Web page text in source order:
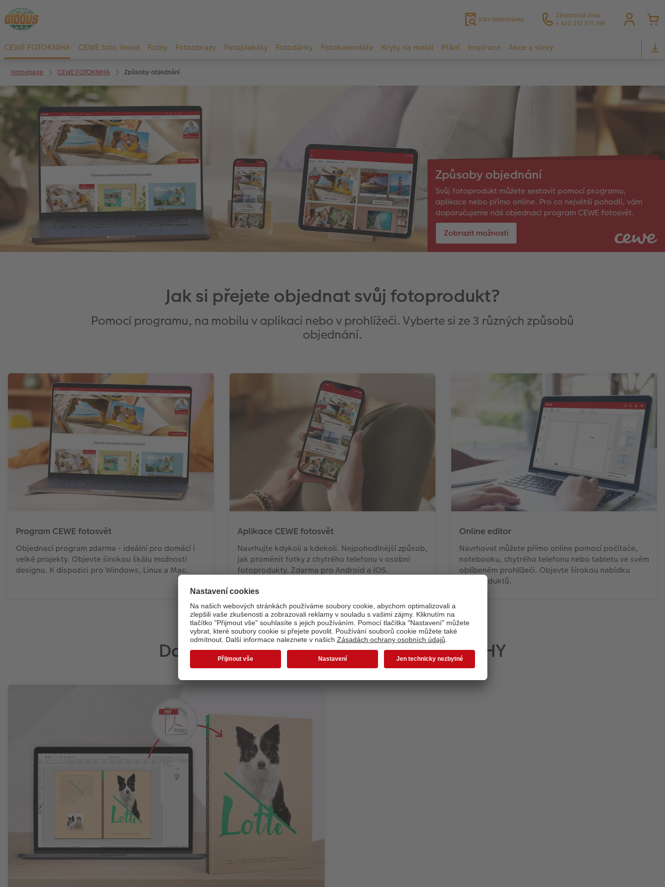
Stav objednávky
Zákaznická linka
+ 420 272 071 395
CEWE FOTOKNIHA CEWE foto ihned Fotky Fotoobrazy Fotoplakáty Fotodárky Fotokalendáře Kryty na mobil Přání Inspirace Akce a slevy
Homepage CEWE FOTOKNIHA Způsoby objednání
Způsoby objednání
Svůj fotoprodukt můžete sestavit pomocí programu,
aplikace nebo přímo online. Pro co největší pohodlí, vám
doporučujeme náš objednací program CEWE fotosvět.
Zobrazit možnosti
Jak si přejete objednat svůj fotoprodukt?
Pomocí programu, na mobilu v aplikaci nebo v prohlížeči. Vyberte si ze 3 různých způsobů
objednání.
Program CEWE fotosvět
Objednací program zdarma - ideální pro domácí i
velké projekty. Objevte širokou škálu možností
designu. K dispozici pro Windows, Linux a Mac.
Aplikace CEWE fotosvět
Navrhujte kdykoli a kdekoli. Nejpohodlnější způsob,
jak proměnit fotky z chytrého telefonu v osobní
fotoprodukty. Zdarma pro Android a iOS.
Online editor
Navrhovat můžete přímo online pomocí počítače,
notebooku, chytrého telefonu nebo tabletu ve svém
oblíbeném prohlížeči. Objevte širokou nabídku
fotoproduktů.
Další způsob objednání CEWE FOTOKNIHY